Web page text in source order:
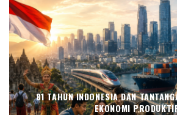
81 TAHUN INDONESIA DAN
EKONOMI